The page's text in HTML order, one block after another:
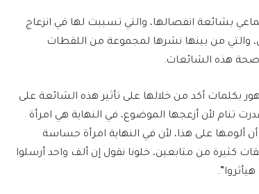
بشائعة انفصالها، والتي تسببت لها في انزعاج
والتي من بينها نشرها لمجموعة من اللقطات
صحة هذه الشائعات.
بكلمات أكد من خلالها على تأثير هذه الشائعة على
تنام لأن أزعجها الموضوع، في النهاية هي امرأة
أن ألومها على هذا، لأن في النهاية امرأة حساسة
كثيرة من متابعين، خلونا نقول إن ألف واحد أرسلوا